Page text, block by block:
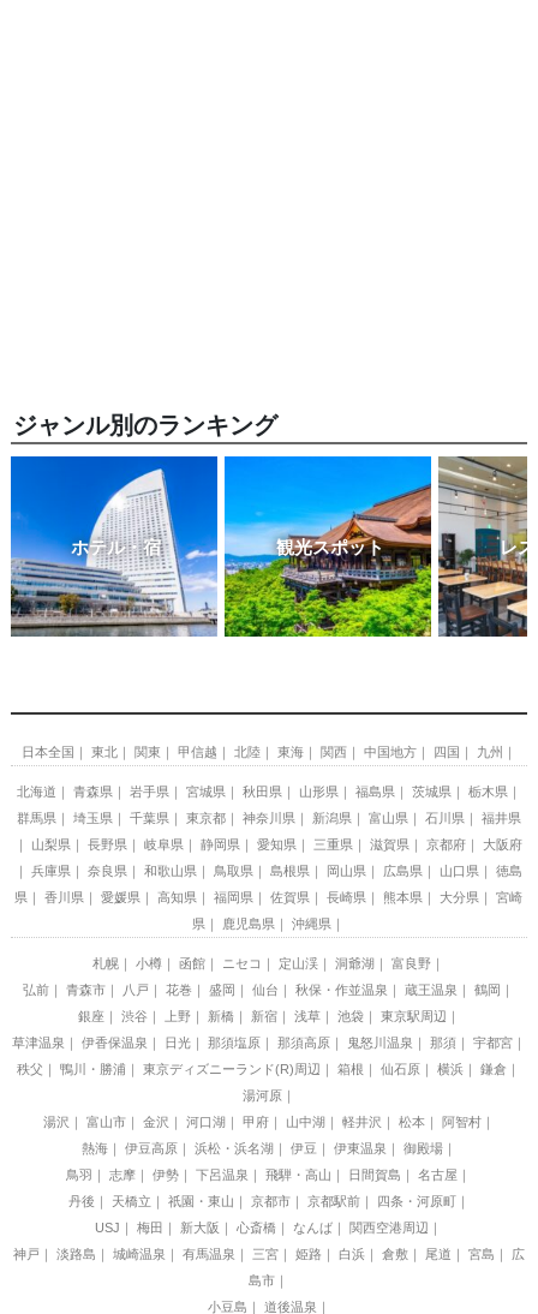
ジャンル別のランキング
ホテル・宿 観光スポット レ
日本全国 東北 関東 甲信越 北陸 東海 関西 中国地方 四国 九州
北海道 青森県 岩手県 宮城県 秋田県 山形県 福島県 茨城県
栃木県
群馬県
埼玉県 千葉県 東京都 神奈川県 新潟県 富山県 石川県
福井県
山梨県
長野県 岐阜県 静岡県 愛知県 三重県 滋賀県 京都府
大阪府
兵庫県
奈良県 和歌山県 鳥取県 島根県 岡山県 広島県 山口県
徳島
県
香川県 愛媛県 高知県 福岡県 佐賀県 長崎県 熊本県 大分県
宮崎
県
鹿児島県 沖縄県
札幌 小樽 函館 ニセコ 定山渓 洞爺湖
富良野
弘前
青森市 八戸 花巻 盛岡 仙台 秋保・作並温泉 蔵王温泉
鶴岡
銀座
渋谷 上野 新橋 新宿 浅草 池袋
東京駅周辺
草津温泉
伊香保温泉 日光 那須塩原 那須高原 鬼怒川温泉 那須
宇都宮
秩父
鴨川・勝浦 東京ディズニーランド(R)周辺 箱根 仙石原 横浜
鎌倉
湯河原
湯沢
富山市 金沢 河口湖 甲府 山中湖 軽井沢 松本
阿智村
熱海
伊豆高原 浜松・浜名湖 伊豆 伊東温泉
御殿場
鳥羽
志摩 伊勢 下呂温泉 飛騨・高山 日間賀島
名古屋
丹後
天橋立 祇園・東山 京都市 京都駅前
四条・河原町
USJ
梅田 新大阪 心斎橋 なんば
関西空港周辺
神戸
淡路島 城崎温泉 有馬温泉 三宮 姫路 白浜 倉敷 尾道 宮島
広
島市
小豆島
道後温泉